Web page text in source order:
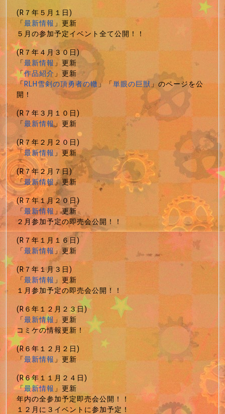
(R７年５月１日)
「最新情報」更新
５月の参加予定イベント全て公開！！
(R７年４月３０日)
「最新情報」更新
「作品紹介」更新
「RLH雪剣の頂勇者の轍」「単眼の巨獣」のページを公
開！
(R７年３月１０日)
「最新情報」更新
(R７年２月２０日)
「最新情報」更新
(R７年２月７日)
「最新情報」更新
(R７年１月２０日)
「最新情報」更新
２月参加予定の即売会公開！！
(R７年１月１６日)
「最新情報」更新
(R７年１月３日)
「最新情報」更新
１月参加予定の即売会公開！！
(R６年１２月２３日)
「最新情報」更新
コミケの情報更新！
(R６年１２月２日)
「最新情報」更新
(R６年１１月２４日)
「最新情報」更新
年内の全参加予定即売会公開！！
１２月に３イベントに参加予定！